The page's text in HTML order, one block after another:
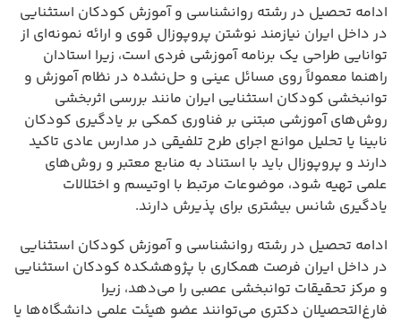
ادامه تحصیل در رشته روانشناسی و آموزش کودکان استثنایی
در داخل ایران نیازمند نوشتن پروپوزال قوی و ارائه نمونه‌ای از
توانایی طراحی یک برنامه آموزشی فردی است، زیرا استادان
راهنما معمولاً روی مسائل عینی و حل‌نشده در نظام آموزش و
توانبخشی کودکان استثنایی ایران مانند بررسی اثربخشی
روش‌های آموزشی مبتنی بر فناوری کمکی بر یادگیری کودکان
نابینا یا تحلیل موانع اجرای طرح تلفیقی در مدارس عادی تاکید
دارند و پروپوزال باید با استناد به منابع معتبر و روش‌های
علمی تهیه شود، موضوعات مرتبط با اوتیسم و اختلالات
یادگیری شانس بیشتری برای پذیرش دارند.
ادامه تحصیل در رشته روانشناسی و آموزش کودکان استثنایی
در داخل ایران فرصت همکاری با پژوهشکده کودکان استثنایی
و مرکز تحقیقات توانبخشی عصبی را می‌دهد، زیرا
فارغ‌التحصیلان دکتری می‌توانند عضو هیئت علمی دانشگاه‌ها یا